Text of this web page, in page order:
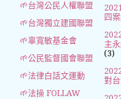
🌱台灣公民人權聯盟
🌱台灣獨立建國聯盟
🌱辜寬敏基金會
🌱公民監督國會聯盟
🌱法律白話文運動
🌱法操 FOLLAW
四
主
(3)
對